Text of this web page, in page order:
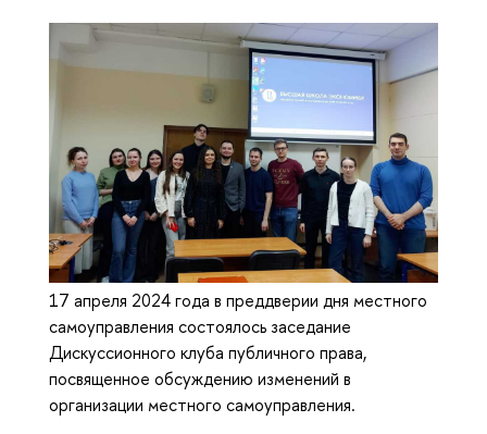
17 апреля 2024 года в преддверии дня местного
самоуправления состоялось заседание
Дискуссионного клуба публичного права,
посвященное обсуждению изменений в
организации местного самоуправления.